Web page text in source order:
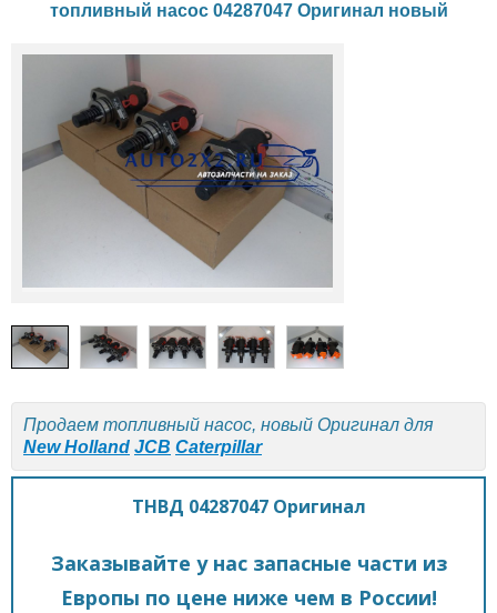
топливный насос 04287047 Оригинал новый
Продаем топливный насос, новый Оригинал для
New Holland JCB Caterpillar
ТНВД 04287047 Оригинал
Заказывайте у нас запасные части из
Европы по цене ниже чем в России!